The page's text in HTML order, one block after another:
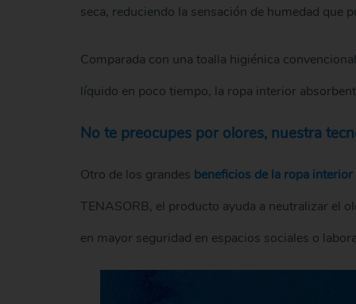
seca, reduciendo la sensación de humedad que
Comparada con una toalla higiénica
líquido en poco tiempo, la ropa interior
No te preocupes por olores, nuestra
Otro de los grandes beneficios de la ropa
TENASORB, el producto ayuda a neutralizar el
en mayor seguridad en espacios sociales o